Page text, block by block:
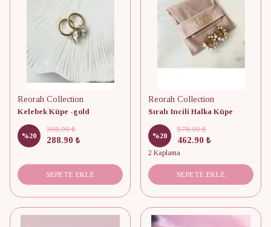
Reorah Collection
Kelebek Küpe -gold
%20
360.90 ₺
288.90 ₺
SEPETE EKLE
Reorah Collection
Sıralı Incili Halka Küpe
%20
578.90 ₺
462.90 ₺
2 Kaplama
SEPETE EKLE